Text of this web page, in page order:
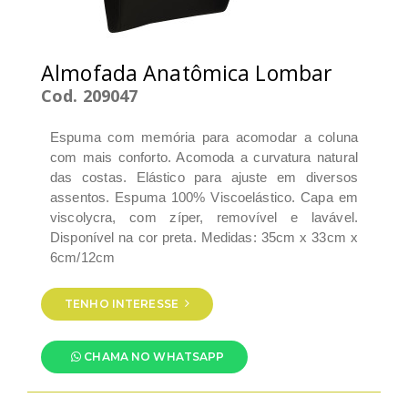
Almofada Anatômica Lombar
Cod. 209047
Espuma com memória para acomodar a coluna
com mais conforto. Acomoda a curvatura natural
das costas. Elástico para ajuste em diversos
assentos. Espuma 100% Viscoelástico. Capa em
viscolycra, com zíper, removível e lavável.
Disponível na cor preta. Medidas: 35cm x 33cm x
6cm/12cm
TENHO INTERESSE
CHAMA NO WHATSAPP